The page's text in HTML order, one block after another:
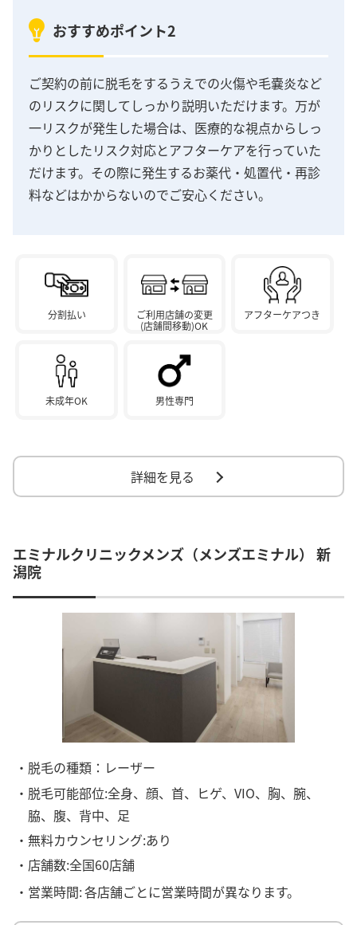
おすすめポイント2
ご契約の前に脱毛をするうえでの火傷や毛嚢炎など
のリスクに関してしっかり説明いただけます。万が
一リスクが発生した場合は、医療的な視点からしっ
かりとしたリスク対応とアフターケアを行っていた
だけます。その際に発生するお薬代・処置代・再診
料などはかからないのでご安心ください。
分割払い
ご利用店舗の変更
(店舗間移動)OK
アフターケアつき
未成年OK 男性専門
詳細を見る
エミナルクリニックメンズ（メンズエミナル） 新
潟院
・脱毛の種類：レーザー
・脱毛可能部位:全身、顔、首、ヒゲ、VIO、胸、腕、
脇、腹、背中、足
・無料カウンセリング:あり
・店舗数:全国60店舗
・営業時間:各店舗ごとに営業時間が異なります。